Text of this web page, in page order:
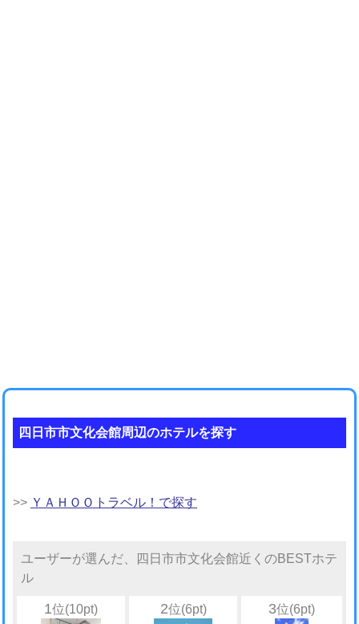
四日市市文化会館周辺のホテルを探す
>> ＹＡＨＯＯトラベル！で探す
ユーザーが選んだ、四日市市文化会館近くのBESTホテ
ル
1位(10pt) 2位(6pt) 3位(6pt)